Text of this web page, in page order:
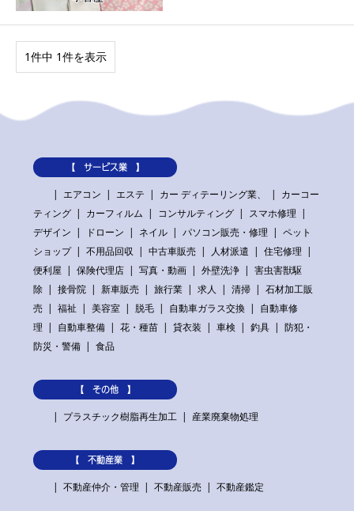
1件中 1件を表示
【 サービス業 】
エアコン
エステ カー ディテーリング業、
カーコー
ティング
カーフィルム コンサルティング
スマホ修理
デザイン
ドローン ネイル パソコン販売・修理
ペット
ショップ
不用品回収 中古車販売 人材派遣
住宅修理
便利屋
保険代理店 写真・動画 外壁洗浄
害虫害獣駆
除
接骨院 新車販売 旅行業 求人 清掃
石材加工販
売
福祉 美容室 脱毛 自動車ガラス交換
自動車修
理
自動車整備 花・種苗 貸衣装 車検 釣具
防犯・
防災・警備
食品
【 その他 】
プラスチック樹脂再生加工
産業廃棄物処理
【 不動産業 】
不動産仲介・管理
不動産販売 不動産鑑定